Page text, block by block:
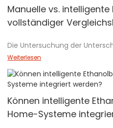
Manuelle vs. intelligente
vollständiger
Die Untersuchung der
und intelligenten
Benutzererfahrung. Dieser
vergleicht diese beiden Arten
untersucht deren
Sicherheitsmerkmale und
Brenner einen einfachen und
Weiterlesen
Können intelligente
Home-Systeme